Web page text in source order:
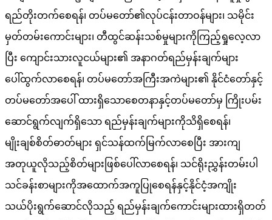
ရည်တိုးတက်စေရန်၊ တပ်မတော်၏လုပ်ငန်းတာဝန်များ၊ သမိုင်း
မှတ်တမ်းကောင်းများ၊ တီထွင်ဆန်းသစ်မှုများကိုကြည့်ရှုလေ့လာ
ပြီး ကျောင်းသားလူငယ်များ၏ အနာဂတ်ရည်မှန်းချက်များ
ပေါ်ထွက်လာစေရန်၊ တပ်မတော်အကြီးအကဲများ၏ နိုင်ငံတော်နှင့်
တပ်မတော်အပေါ် ထားရှိသောစေတနာနှင့်တပ်မတော်မှ ကြိုးပမ်း
ဆောင်ရွက်လျက်ရှိသော ရည်မှန်းချက်များကိုသိရှိစေရန်၊
မျိုးချစ်စိတ်ဓာတ်များ ရှင်သန်ထက်မြက်လာစေပြီး အားကျ
အတုယူလိုသည့်စိတ်များဖြစ်ပေါ်လာစေရန်၊ သင်ရိုးညွှန်းတမ်းပါ
သင်ခန်းစာများကိုအထောက်အကူပြုစေရန်နှင့်နိုင်ငံ့အကျိုး
သယ်ပိုးရွက်ဆောင်လိုသည့် ရည်မှန်းချက်ကောင်းများထားရှိတတ်